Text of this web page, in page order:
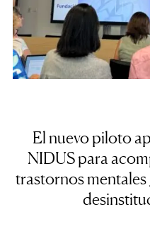
El nuevo piloto
NIDUS para
trastornos mentales